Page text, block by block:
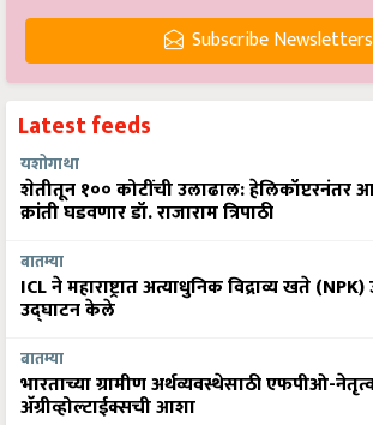
Subscribe Newsletters
Latest feeds
यशोगाथा
शेतीतून १०० कोटींची उलाढाल: हेलिकॉप्टरनंतर
क्रांती घडवणार डॉ. राजाराम त्रिपाठी
बातम्या
ICL ने महाराष्ट्रात अत्याधुनिक विद्राव्य खते
उद्घाटन केले
बातम्या
भारताच्या ग्रामीण अर्थव्यवस्थेसाठी एफपीओ-
अ‍ॅग्रीव्होल्टाईक्सची आशा